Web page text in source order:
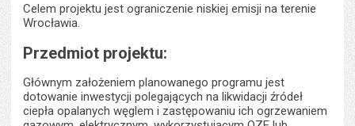
Celem projektu jest ograniczenie niskiej emisji na terenie
Wrocławia.
Przedmiot projektu:
Głównym założeniem planowanego programu jest
dotowanie inwestycji polegających na likwidacji źródeł
ciepła opalanych węglem i zastępowaniu ich ogrzewaniem